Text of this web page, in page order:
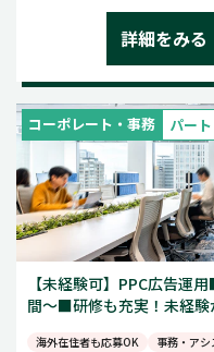
詳細をみる
コーポレート・事務 パー
【未経験可】PPC広告運
間～■研修も充実！未経験
海外在住者も応募OK 事務・ア